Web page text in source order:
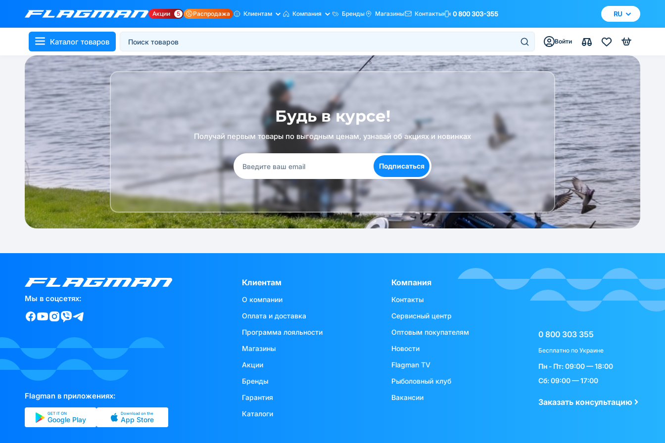
Акции 5 Распродажа Клиентам Компания Бренды Магазины Контакты 0 800 303-355 RU
Каталог товаров Войти
Будь в курсе!
Получай первым товары по выгодным ценам, узнавай об акциях и новинках
Подписаться
Мы в соцсетях:
Flagman в приложениях:
GET IT ON
Google Play
Download on the
App Store
Клиентам
О компании
Оплата и доставка
Программа лояльности
Магазины
Акции
Бренды
Гарантия
Каталоги
Компания
Контакты
Сервисный центр
Оптовым покупателям
Новости
Flagman TV
Рыболовный клуб
Вакансии
0 800 303 355
Бесплатно по Украине
Пн - Пт: 09:00 — 18:00
Сб: 09:00 — 17:00
Заказать консультацию